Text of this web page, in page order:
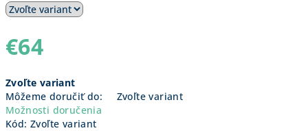
€64
cena:
Zvoľte variant
Môžeme doručiť do:
Zvoľte variant
Možnosti doručenia
Kód: Zvoľte variant